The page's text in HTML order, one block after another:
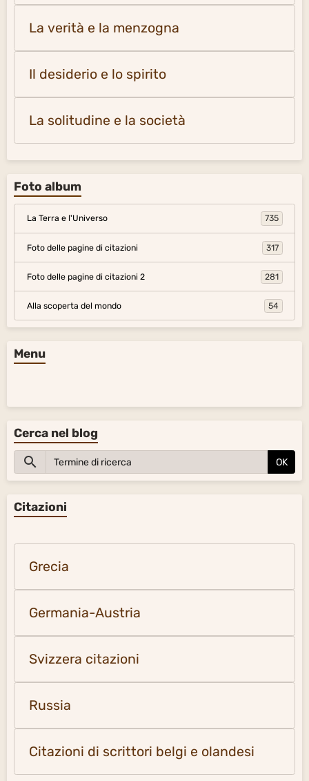
La verità e la menzogna
Il desiderio e lo spirito
La solitudine e la società
Foto album
La Terra e l'Universo 735
Foto delle pagine di citazioni 317
Foto delle pagine di citazioni 2 281
Alla scoperta del mondo 54
Menu
Cerca nel blog
OK
Citazioni
Grecia
Germania-Austria
Svizzera citazioni
Russia
Citazioni di scrittori belgi e olandesi